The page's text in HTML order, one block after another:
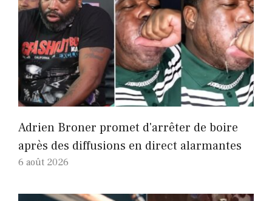
Adrien Broner promet d'arrêter de boire
après des diffusions en direct alarmantes
6 août 2026